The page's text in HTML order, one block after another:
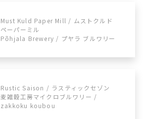
Must Kuld Paper Mill / ムストクルド
ペーパーミル
Põhjala Brewery / プヤラ ブルワリー
Rustic Saison / ラスティックセゾン
麦雑穀工房マイクロブルワリー /
zakkoku koubou